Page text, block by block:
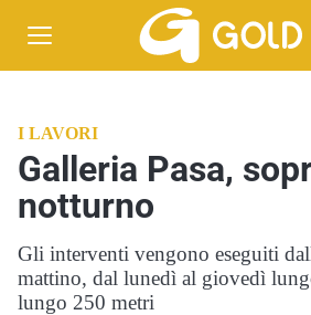
I LAVORI
Galleria Pasa,
notturno
Gli interventi vengono eseguiti
mattino, dal lunedì al giovedì
lungo 250 metri